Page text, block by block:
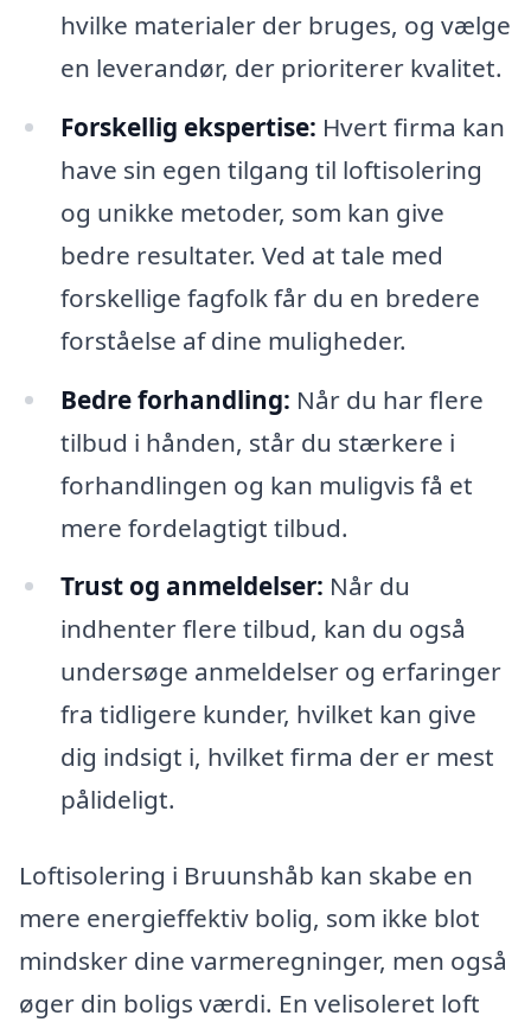
hvilke materialer der bruges, og vælge
en leverandør, der prioriterer kvalitet.
Forskellig ekspertise: Hvert firma kan
have sin egen tilgang til loftisolering
og unikke metoder, som kan give
bedre resultater. Ved at tale med
forskellige fagfolk får du en bredere
forståelse af dine muligheder.
Bedre forhandling: Når du har flere
tilbud i hånden, står du stærkere i
forhandlingen og kan muligvis få et
mere fordelagtigt tilbud.
Trust og anmeldelser: Når du
indhenter flere tilbud, kan du også
undersøge anmeldelser og erfaringer
fra tidligere kunder, hvilket kan give
dig indsigt i, hvilket firma der er mest
pålideligt.
Loftisolering i Bruunshåb kan skabe en
mere energieffektiv bolig, som ikke blot
mindsker dine varmeregninger, men også
øger din boligs værdi. En velisoleret loft